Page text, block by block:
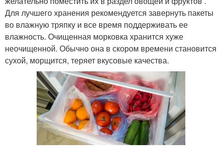
Для лучшего хранения рекомендуется завернуть пакеты
во влажную тряпку и все время поддерживать ее
влажность. Очищенная морковка хранится хуже
неочищенной. Обычно она в скором времени становится
сухой, морщится, теряет вкусовые качества.